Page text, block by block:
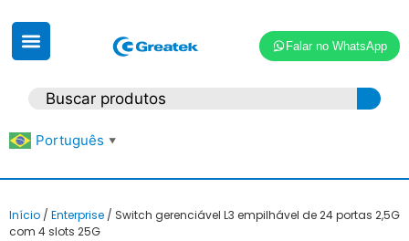
Falar no WhatsApp
Português ▼
Início / Enterprise / Switch gerenciável L3 empilhável de 24 portas 2,5G
com 4 slots 25G